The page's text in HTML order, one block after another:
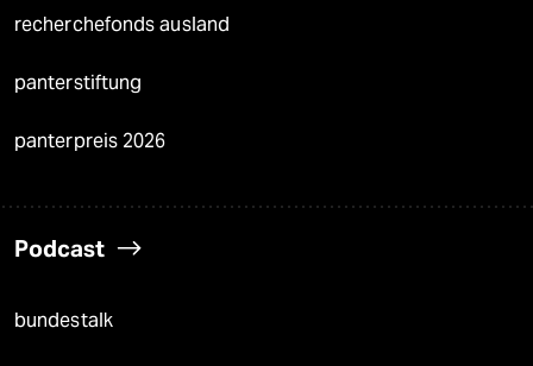
recherchefonds ausland
panterstiftung
panterpreis 2026
Podcast
bundestalk